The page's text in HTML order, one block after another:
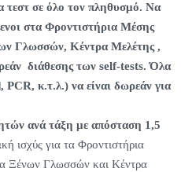
τεστ σε όλο τον πληθυσμό. Να
στα Φροντιστήρια Μέσης
Γλωσσών, Κέντρα Μελέτης ,
διάθεσης των self-tests. Όλα
, PCR, κ.τ.λ.) να είναι δωρεάν για
ανά τάξη με απόσταση 1,5
ισχύς για τα Φροντιστήρια
Ξένων Γλωσσών και Κέντρα